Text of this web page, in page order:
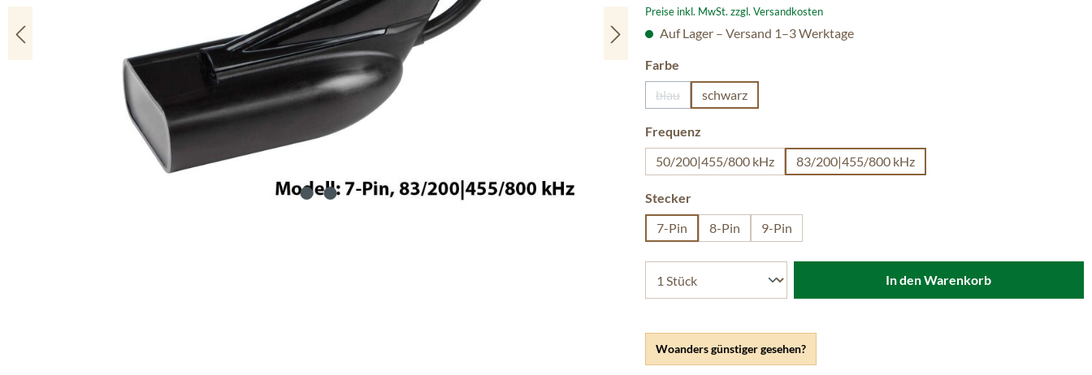
Preise inkl. MwSt. zzgl. Versandkosten
Woanders günstiger gesehen?
Auf Lager – Versand 1–3 Werktage
Farbe
blau
(Diese Option ist zurzeit nicht verfügbar.)
schwarz
Frequenz
50/200|455/800 kHz
83/200|455/800 kHz
Steckerauswählen
7-Pin
8-Pin 9-Pin
In den Warenkorb